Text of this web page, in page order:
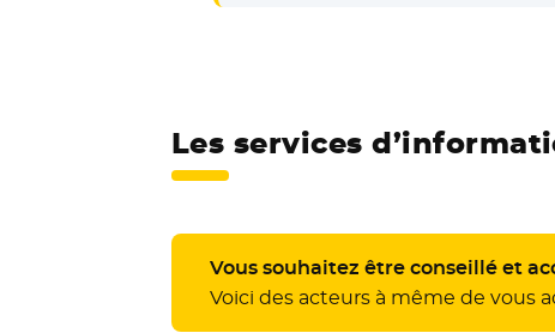
Les services
Vous souhaitez être conseillé et
Voici des acteurs à même de vous